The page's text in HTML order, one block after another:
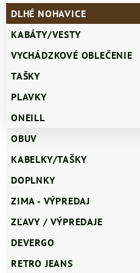
DLHÉ NOHAVICE
KABÁTY/VESTY
VYCHÁDZKOVÉ OBLEČENIE
TAŠKY
PLAVKY
ONEILL
OBUV
KABELKY/TAŠKY
DOPLNKY
ZIMA - VÝPREDAJ
ZĽAVY / VÝPREDAJE
DEVERGO
RETRO JEANS